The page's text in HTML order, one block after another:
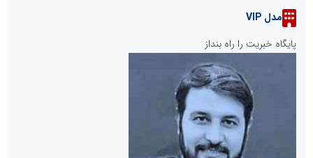
مدل VIP
پایگاه خبریت را راه بنداز